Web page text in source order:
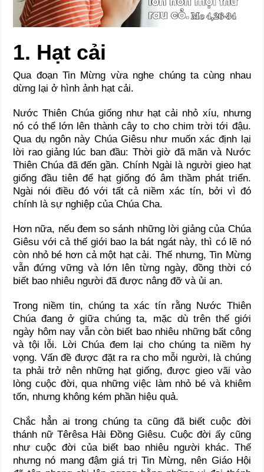
1. Hạt cải
Qua đoạn Tin Mừng vừa nghe chúng ta cùng nhau
dừng lại ở hình ảnh hạt cải.
Nước Thiên Chúa giống như hạt cải nhỏ xíu, nhưng
nó có thể lớn lên thành cây to cho chim trời tới đậu.
Qua dụ ngôn này Chúa Giêsu như muốn xác định lại
lời rao giảng lúc ban đầu: Thời giờ đã mãn và Nước
Thiên Chúa đã đến gần. Chính Ngài là người gieo hạt
giống đầu tiên để hạt giống đó âm thầm phát triển.
Ngài nói điều đó với tất cả niềm xác tín, bởi vì đó
chính là sự nghiệp của Chúa Cha.
Hơn nữa, nếu đem so sánh những lời giảng của Chúa
Giêsu với cả thế giới bao la bát ngát này, thì có lẽ nó
còn nhỏ bé hơn cả một hạt cải. Thế nhưng, Tin Mừng
vẫn đứng vững và lớn lên từng ngày, đồng thời có
biết bao nhiêu người đã được nâng đỡ và ủi an.
Trong niềm tin, chúng ta xác tín rằng Nước Thiên
Chúa đang ở giữa chúng ta, mặc dù trên thế giới
ngày hôm nay vẫn còn biết bao nhiêu những bất công
và tội lỗi. Lời Chúa đem lại cho chúng ta niềm hy
vọng. Vấn đề được đặt ra ra cho mỗi người, là chúng
ta phải trở nên những hạt giống, được gieo vãi vào
lòng cuộc đời, qua những việc làm nhỏ bé và khiêm
tốn, nhưng không kém phần hiệu quả.
Chắc hẳn ai trong chúng ta cũng đã biết cuộc đời
thánh nữ Têrêsa Hài Đồng Giêsu. Cuộc đời ấy cũng
như cuộc đời của biết bao nhiêu người khác. Thế
nhưng nó mang đậm giá trị Tin Mừng, nên Giáo Hội